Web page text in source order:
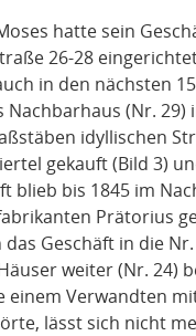
hatte sein
26-28
in den nächsten
Nachbarhaus (Nr. 29)
idyllischen
gekauft (Bild 3)
blieb bis 1845 im
Prätorius
Geschäft in die
weiter (Nr. 24)
einem Verwandten
lässt sich nicht